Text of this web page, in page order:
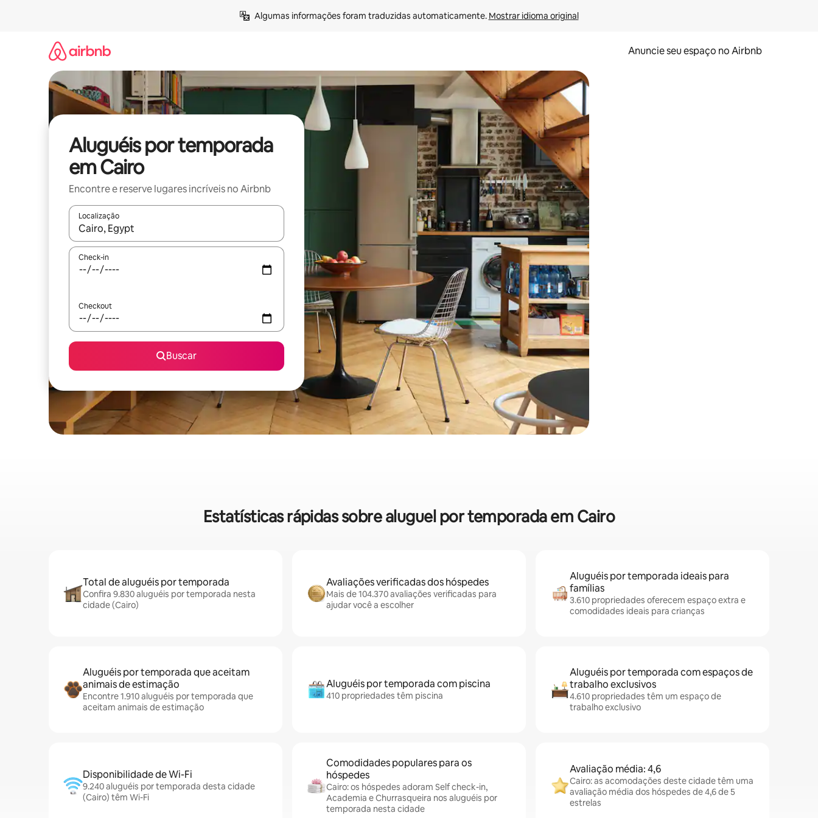
Algumas informações foram traduzidas automaticamente. Mostrar idioma original
Anuncie seu espaço no Airbnb
Aluguéis por temporada
em Cairo
Encontre e reserve lugares incríveis no Airbnb
Localização
Quando os resultados estiverem disponíveis, explore-os usando as seta para cima e para baixo do teclado ou tocando e deslizando o dedo na tela.
Check-in
Checkout
Buscar
Estatísticas rápidas sobre aluguel por temporada em Cairo
Total de aluguéis por temporada
Confira 9.830 aluguéis por temporada nesta
cidade (Cairo)
Avaliações verificadas dos hóspedes
Mais de 104.370 avaliações verificadas para
ajudar você a escolher
Aluguéis por temporada ideais para
famílias
3.610 propriedades oferecem espaço extra e
comodidades ideais para crianças
Aluguéis por temporada que aceitam
animais de estimação
Encontre 1.910 aluguéis por temporada que
aceitam animais de estimação
Aluguéis por temporada com piscina
410 propriedades têm piscina
Aluguéis por temporada com espaços de
trabalho exclusivos
4.610 propriedades têm um espaço de
trabalho exclusivo
Disponibilidade de Wi-Fi
9.240 aluguéis por temporada desta cidade
(Cairo) têm Wi-Fi
Comodidades populares para os
hóspedes
Cairo: os hóspedes adoram Self check-in,
Academia e Churrasqueira nos aluguéis por
temporada nesta cidade
Avaliação média: 4,6
Cairo: as acomodações deste cidade têm uma
avaliação média dos hóspedes de 4,6 de 5
estrelas